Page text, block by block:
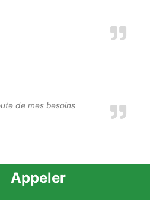
de mes besoins
final
Appeler